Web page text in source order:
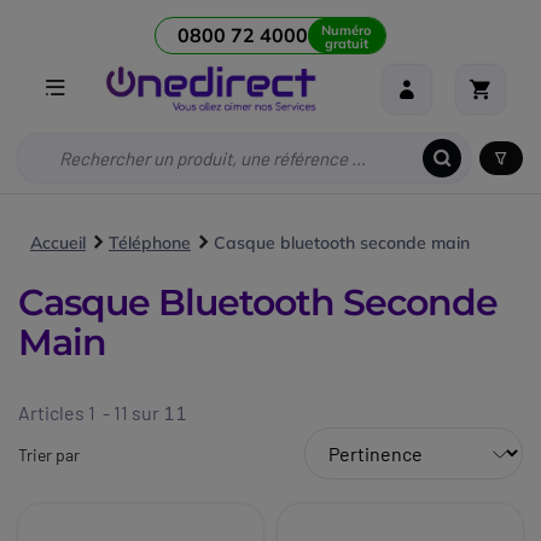
0800 72 4000 Numéro
gratuit
Accueil Téléphone Casque bluetooth seconde main
Casque Bluetooth Seconde
Main
Articles 1 - 11 sur 11
Trier par